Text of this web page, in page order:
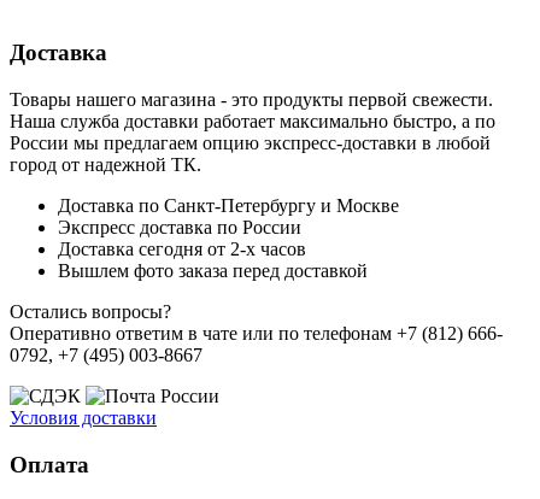
Доставка
Товары нашего магазина - это продукты первой свежести.
Наша служба доставки работает максимально быстро, а по
России мы предлагаем опцию экспресс-доставки в любой
город от надежной ТК.
Доставка по Санкт-Петербургу и Москве
Экспресс доставка по России
Доставка сегодня от 2-х часов
Вышлем фото заказа перед доставкой
Остались вопросы?
Оперативно ответим в чате или по телефонам +7 (812) 666-
0792, +7 (495) 003-8667
Условия доставки
Оплата